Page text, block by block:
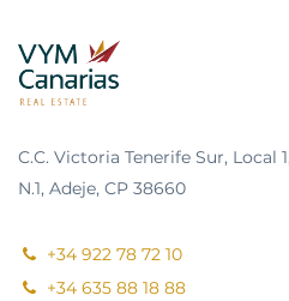
C.C. Victoria Tenerife Sur, Local
N.1, Adeje, CP 38660
+34 922 78 72 10
+34 635 88 18 88